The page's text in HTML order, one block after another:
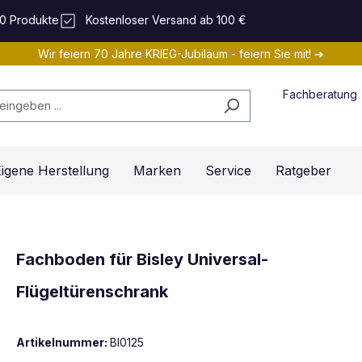
Produkte Kostenloser Versand ab 100 €
Wir feiern 70 Jahre KRIEG-Jubiläum - feiern Sie mit! ➔
Fachberatung
Herstellung Marken Service Ratgeber
Fachboden für Bisley Universal-
Flügeltürenschrank
Artikelnummer: BI0125